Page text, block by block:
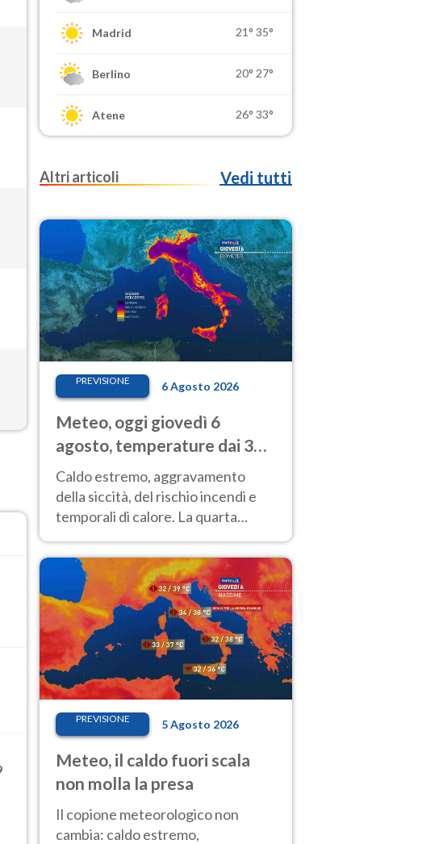
Madrid 21° 35°
Berlino 20° 27°
Atene 26° 33°
Altri articoli Vedi tutti
PREVISIONE 6 Agosto 2026
Meteo, oggi giovedì 6
agosto, temperature dai 33
ai 40 gradi
Caldo estremo, aggravamento
della siccità, del rischio incendi e
temporali di calore. La quarta
tregua e durerà fino Ferragosto
PREVISIONE 5 Agosto 2026
Meteo, il caldo fuori scala
non molla la presa
Il copione meteorologico non
cambia: caldo estremo,